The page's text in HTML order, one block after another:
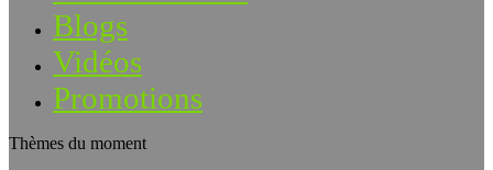
Blogs
Vidéos
Promotions
Thèmes du moment